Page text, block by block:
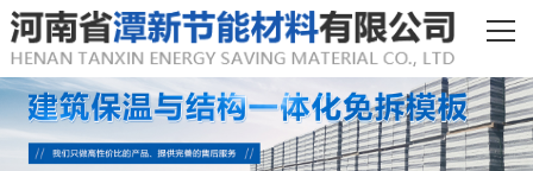
网站首页
产品中心
工程案例